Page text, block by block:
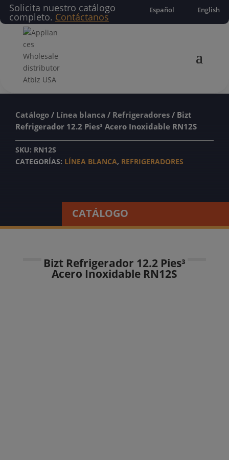
Solicita nuestro catálogo
completo. Contáctanos
Español English
Catálogo / Línea blanca / Refrigeradores / Bizt
Refrigerador 12.2 Pies³ Acero Inoxidable RN12S
SKU: RN12S
CATEGORÍAS: LÍNEA BLANCA, REFRIGERADORES
CATÁLOGO
Bizt Refrigerador 12.2 Pies³
Acero Inoxidable RN12S